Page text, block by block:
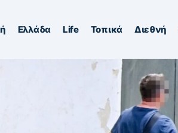
Ελλάδα Life Τοπικά Διεθνή